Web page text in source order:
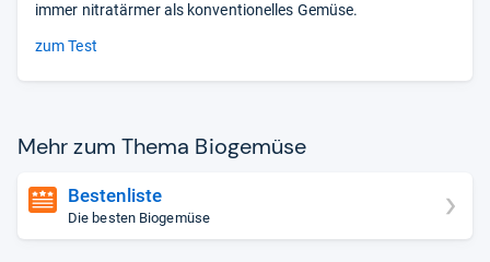
immer nitratärmer als konventionelles Gemüse.
zum Test
Mehr zum Thema Bio­ge­müse
Bestenliste
Die besten Biogemüse